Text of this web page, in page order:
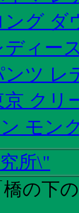
グ ダ
ィー
ツ レ
クリ
モン